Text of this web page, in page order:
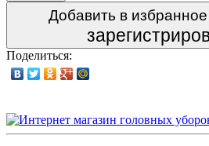
Добавить в избранное
Поделиться: